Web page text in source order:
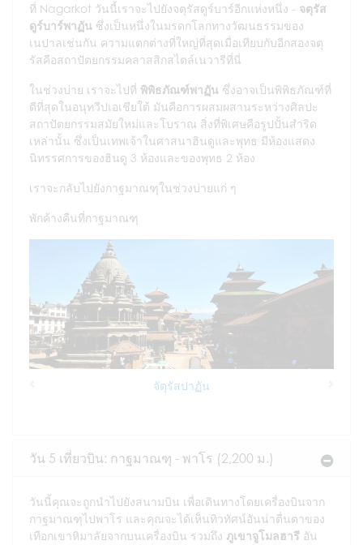
ที่ Nagarkot วันนี้เราจะไปยังจตุรัสดูร์บาร์อีกแห่งหนึ่ง - จตุรัส
ดูร์บาร์พาฏัน ซึ่งเป็นหนึ่งในมรดกโลกทางวัฒนธรรมของ
เนปาลเช่นกัน ความแตกต่างที่ใหญ่ที่สุดเมื่อเทียบกับอีกสองจตุ
รัสคือสถาปัตยกรรมคลาสสิกสไตล์เนวารีที่นี่
ในช่วงบ่าย เราจะไปที่ พิพิธภัณฑ์พาฏัน ซึ่งอาจเป็นพิพิธภัณฑ์ที่
ดีที่สุดในอนุทวีปเอเชียใต้ มันคือการผสมผสานระหว่างศิลปะ
สถาปัตยกรรมสมัยใหม่และโบราณ สิ่งที่พิเศษคือรูปปั้นสำริด
เหล่านั้น ซึ่งเป็นเทพเจ้าในศาสนาฮินดูและพุทธ มีห้องแสดง
นิทรรศการของฮินดู 3 ห้องและของพุทธ 2 ห้อง
เราจะกลับไปยังกาฐมาณฑุในช่วงบ่ายแก่ ๆ
พักค้างคืนที่กาฐมาณฑุ
จัตุรัสปาฏัน
วัน 5 เที่ยวบิน: กาฐมาณฑุ - พาโร (2,200 ม.)
วันนี้คุณจะถูกนำไปยังสนามบิน เพื่อเดินทางโดยเครื่องบินจาก
กาฐมาณฑุไปพาโร และคุณจะได้เห็นทิวทัศน์อันน่าตื่นตาของ
เทือกเขาหิมาลัยจากบนเครื่องบิน รวมถึง ภูเขาจูโมลฮารี อัน